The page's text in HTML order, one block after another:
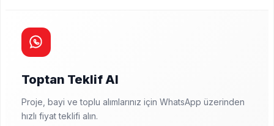
Toptan Teklif Al
Proje, bayi ve toplu alımlarınız için WhatsApp üzerinden
hızlı fiyat teklifi alın.